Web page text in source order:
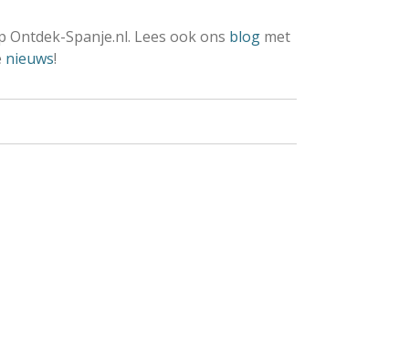
Ontdek-Spanje.nl. Lees ook ons blog met
nieuws!